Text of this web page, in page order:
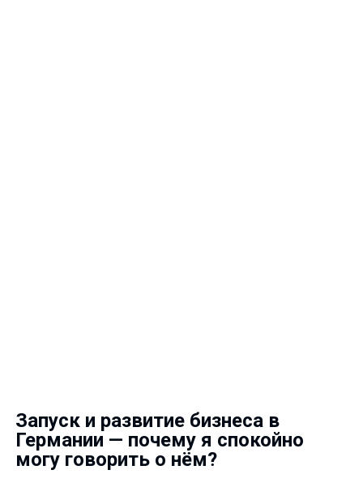
Запуск и развитие бизнеса в
Германии — почему я спокойно
могу говорить о нём?